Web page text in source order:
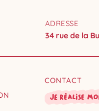
ADRESSE
34 rue de la
CONTACT
Je réalise